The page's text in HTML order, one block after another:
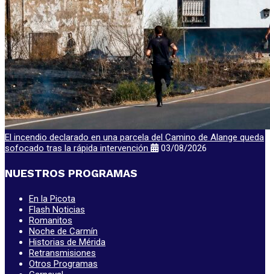
El incendio declarado en una parcela del Camino de Alange queda
sofocado tras la rápida intervención
03/08/2026
NUESTROS PROGRAMAS
En la Picota
Flash Noticias
Romanitos
Noche de Carmín
Historias de Mérida
Retransmisiones
Otros Programas